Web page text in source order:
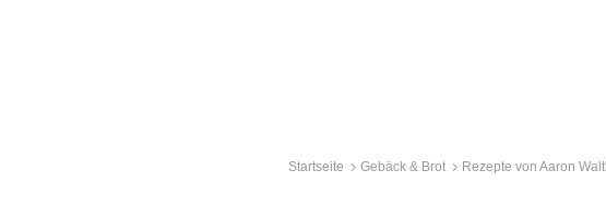
Startseite Gebäck & Brot Rezepte von Aaron Waltl